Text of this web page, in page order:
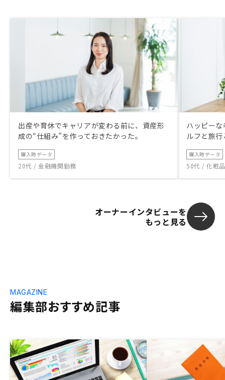
出産や育休でキャリアが変わる前に、資産形
成の“仕組み”を作っておきたかった。
購入時データ
20代 / 金融機関勤務
ハッピー
ルフと旅
購入時データ
50代 / 化粧
オーナーインタビューを
もっと見る
編集部おすすめ記事
MAGAZINE